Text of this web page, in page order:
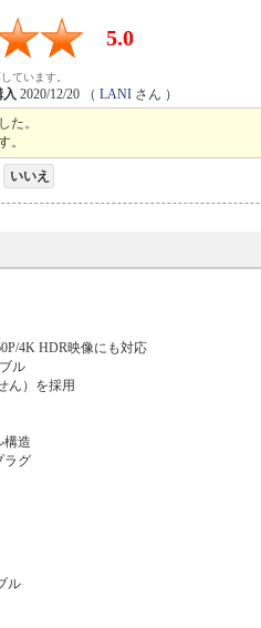
5.0
ています。
入 2020/12/20 （LANI さん ）
た。
。
いいえ
4K HDR映像にも対応
ル
ん）を採用
構造
ラグ
ル